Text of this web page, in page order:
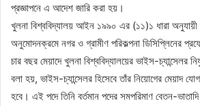
প্রজ্ঞাপনে এ আদেশ জারি করা হয়।
খুলনা বিশ্ববিদ্যালয় আইন ১৯৯০ এর (১১)১ ধারা অনুযায়ী
অনুমোদনক্রমে নগর ও গ্রামীণ পরিকল্পনা ডিসিপ্লিনের
চার বছর মেয়াদে খুলনা বিশ্ববিদ্যালয়ের ভাইস-চ্যান্সেলর
বলা হয়, ভাইস-চ্যান্সেলর হিসেবে তাঁর নিয়োগের মেয়াদ
হবে। এই পদে তিনি বর্তমান পদের সমপরিমাণ বেতন-